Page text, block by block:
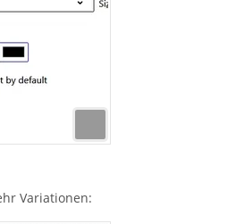
Variationen: